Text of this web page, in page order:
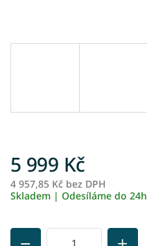
5 999 Kč
4 957,85 Kč bez DPH
Skladem | Odesíláme do 24h